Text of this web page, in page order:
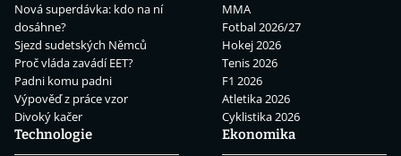
Nová superdávka: kdo na ní
dosáhne?
Sjezd sudetských Němců
Proč vláda zavádí EET?
Padni komu padni
Výpověď z práce vzor
Divoký kačer
MMA
Fotbal 2026/27
Hokej 2026
Tenis 2026
F1 2026
Atletika 2026
Cyklistika 2026
Technologie
Ekonomika